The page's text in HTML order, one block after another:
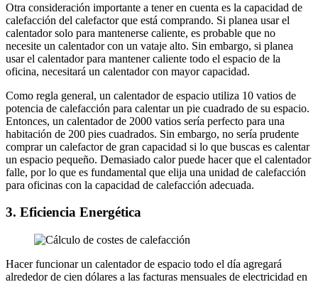
Otra consideración importante a tener en cuenta es la capacidad de
calefacción del calefactor que está comprando. Si planea usar el
calentador solo para mantenerse caliente, es probable que no
necesite un calentador con un vataje alto. Sin embargo, si planea
usar el calentador para mantener caliente todo el espacio de la
oficina, necesitará un calentador con mayor capacidad.
Como regla general, un calentador de espacio utiliza 10 vatios de
potencia de calefacción para calentar un pie cuadrado de su espacio.
Entonces, un calentador de 2000 vatios sería perfecto para una
habitación de 200 pies cuadrados. Sin embargo, no sería prudente
comprar un calefactor de gran capacidad si lo que buscas es calentar
un espacio pequeño. Demasiado calor puede hacer que el calentador
falle, por lo que es fundamental que elija una unidad de calefacción
para oficinas con la capacidad de calefacción adecuada.
3. Eficiencia Energética
Hacer funcionar un calentador de espacio todo el día agregará
alrededor de cien dólares a las facturas mensuales de electricidad en